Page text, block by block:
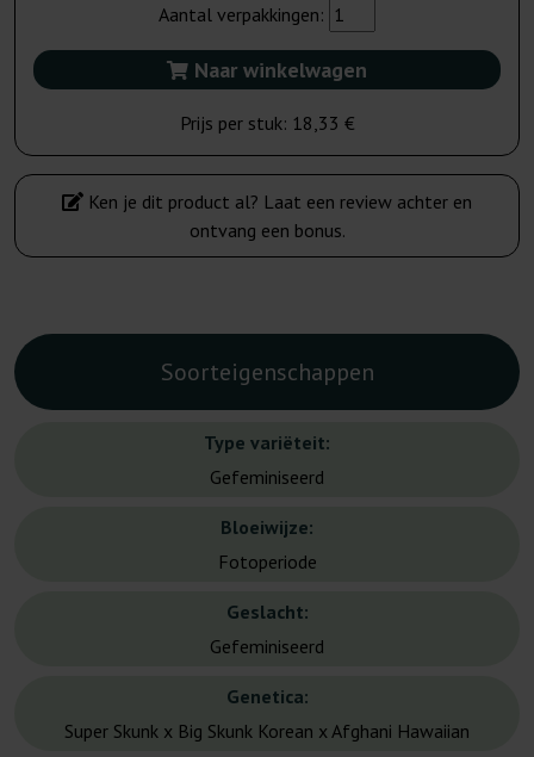
Aantal verpakkingen:
Naar winkelwagen
Prijs per stuk: 18,33 €
Ken je dit product al? Laat een review achter en
ontvang een bonus.
Soorteigenschappen
Type variëteit:
Gefeminiseerd
Bloeiwijze:
Fotoperiode
Geslacht:
Gefeminiseerd
Genetica:
Super Skunk x Big Skunk Korean x Afghani Hawaiian